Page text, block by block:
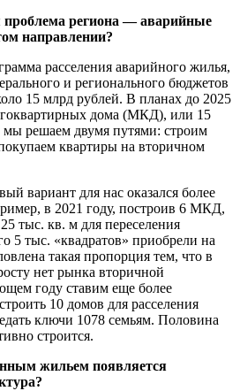
региона — аварийные
направлении?
расселения аварийного жилья,
и регионального бюджетов
15 млрд рублей. В планах до 2025
дома (МКД), или 15
мы решаем двумя путями: строим
квартиры на вторичном
вариант для нас оказался более
в 2021 году, построив 6 МКД,
тыс. кв. м для переселения
5 тыс. «квадратов» приобрели на
такая пропорция тем, что в
нет рынка вторичной
году ставим еще более
10 домов для расселения
ключи 1078 семьям. Половина
строится.
жильем появляется